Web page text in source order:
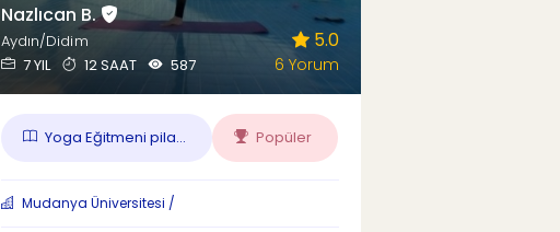
Nazlıcan B.
Aydın/Didim
7 YIL
12 SAAT 587
5.0
6 Yorum
Yoga Eğitmeni pila... Popüler
Mudanya Üniversitesi /